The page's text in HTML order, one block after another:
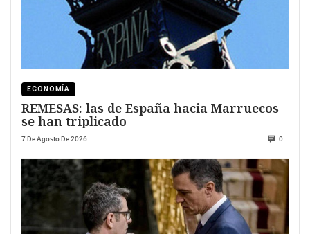
ECONOMÍA
REMESAS: las de España hacia Marruecos
se han triplicado
7 De Agosto De 2026 0